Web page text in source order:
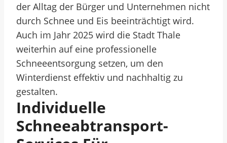
der Alltag der Bürger und Unternehmen nicht
durch Schnee und Eis beeinträchtigt wird.
Auch im Jahr 2025 wird die Stadt Thale
weiterhin auf eine professionelle
Schneeentsorgung setzen, um den
Winterdienst effektiv und nachhaltig zu
gestalten.
Individuelle
Schneeabtransport-